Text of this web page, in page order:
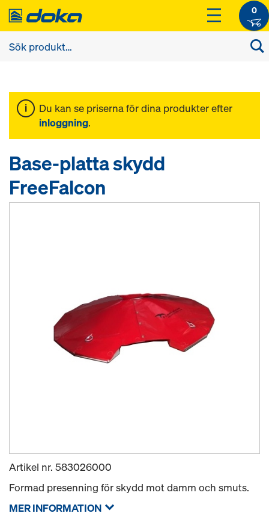
0
Du kan se priserna för dina produkter efter
inloggning.
Base-platta skydd
FreeFalcon
Artikel nr. 583026000
Formad presenning för skydd mot damm och smuts.
MER INFORMATION